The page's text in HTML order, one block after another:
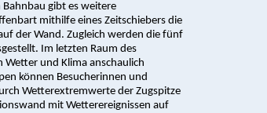
gibt es weitere
mithilfe eines Zeitschiebers die
der Wand. Zugleich werden die fünf
Im letzten Raum des
und Klima anschaulich
können Besucherinnen und
Wetterextremwerte der Zugspitze
mit Wetterereignissen auf